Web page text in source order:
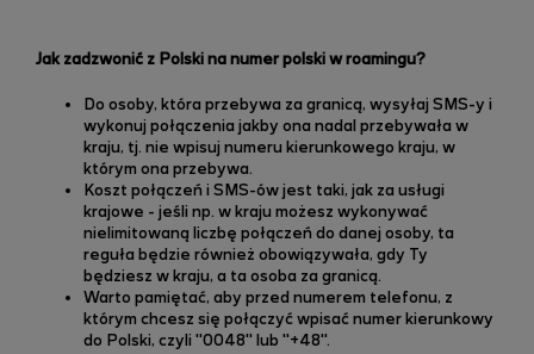
Jak zadzwonić z Polski na numer polski w roamingu?
Do osoby, która przebywa za granicą, wysyłaj SMS-y i
wykonuj połączenia jakby ona nadal przebywała w
kraju, tj. nie wpisuj numeru kierunkowego kraju, w
którym ona przebywa.
Koszt połączeń i SMS-ów jest taki, jak za usługi
krajowe - jeśli np. w kraju możesz wykonywać
nielimitowaną liczbę połączeń do danej osoby, ta
reguła będzie również obowiązywała, gdy Ty
będziesz w kraju, a ta osoba za granicą.
Warto pamiętać, aby przed numerem telefonu, z
którym chcesz się połączyć wpisać numer kierunkowy
do Polski, czyli "0048" lub "+48".